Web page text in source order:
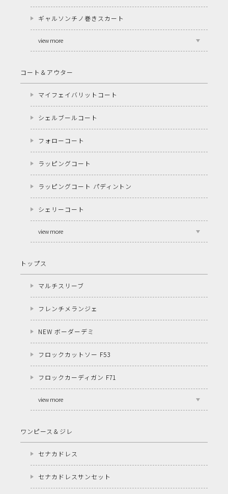
ギャルソンチノ巻きスカート
view more
コート＆アウター
マイフェイバリットコート
シェルブールコート
フォローコート
ラッピングコート
ラッピングコート パディントン
シェリーコート
view more
トップス
マルチスリーブ
フレンチメランジェ
NEW ボーダーデミ
フロックカットソー F53
フロックカーディガン F71
view more
ワンピース＆ジレ
セナカドレス
セナカドレスサンセット